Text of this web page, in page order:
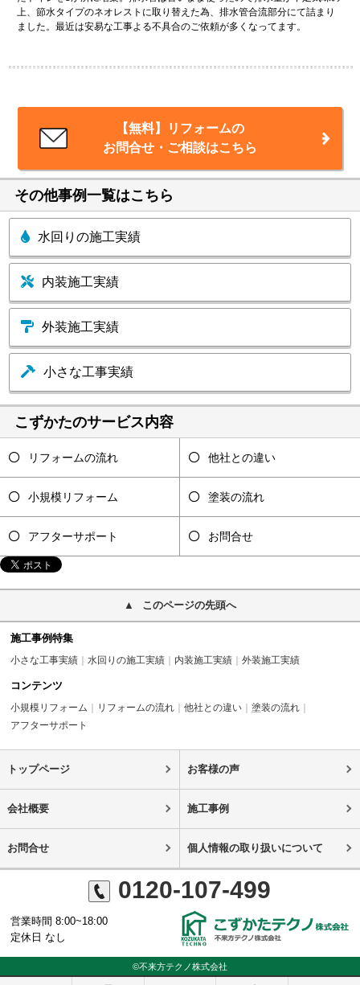
上、節水タイプのネオレストに取り替えた為、排水管合流部分にて詰まり
ました。最近は安易な工事よる不具合のご依頼が多くなってます。
【無料】リフォームの
お問合せ・ご相談はこちら
その他事例一覧はこちら
水回りの施工実績
内装施工実績
外装施工実績
小さな工事実績
こずかたのサービス内容
リフォームの流れ 他社との違い
小規模リフォーム 塗装の流れ
アフターサポート お問合せ
このページの先頭へ
施工事例特集
小さな工事実績 水回りの施工実績 内装施工実績 外装施工実績
コンテンツ
小規模リフォーム リフォームの流れ 他社との違い
塗装の流れ
アフターサポート
トップページ お客様の声
会社概要 施工事例
お問合せ 個人情報の取り扱いについて
0120-107-499
営業時間 8:00~18:00
定休日 なし
©不来方テクノ株式会社